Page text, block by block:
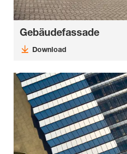
Gebäudefassade
Download